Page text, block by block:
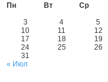
Пн
Вт Ср
3
4 5
10
11 12
17
18 19
24
25 26
31
« Июл